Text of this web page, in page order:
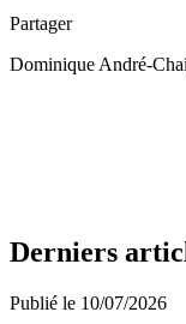
Partager
Dominique André-
Derniers
Publié le 10/07/2026